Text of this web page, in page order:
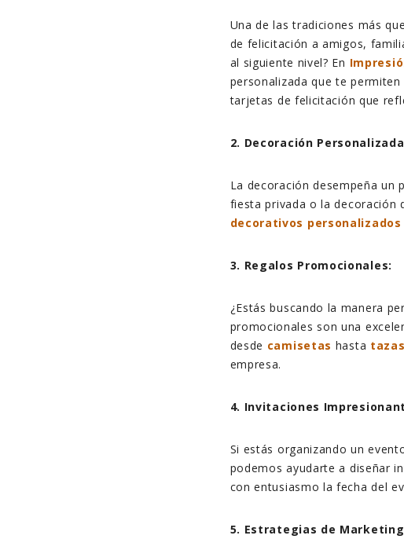
Una de las tradiciones más
de felicitación a amigos,
al siguiente nivel? En
personalizada que te
tarjetas de felicitación que
2. Decoración
La decoración desempeña un
fiesta privada o la decoración
decorativos personalizados
3. Regalos Promocionales:
¿Estás buscando la manera
promocionales son una
desde camisetas hasta
empresa.
4. Invitaciones
Si estás organizando un
podemos ayudarte a diseñar
con entusiasmo la fecha del
5. Estrategias de